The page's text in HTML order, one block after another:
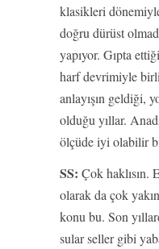
klasikleri
doğru dürüst
yapıyor. Gıpta
harf devrimiyle
anlayışın geldiği,
olduğu yıllar.
ölçüde iyi olabilir
SS: Çok haklısın.
olarak da çok
konu bu. Son
sular seller gibi